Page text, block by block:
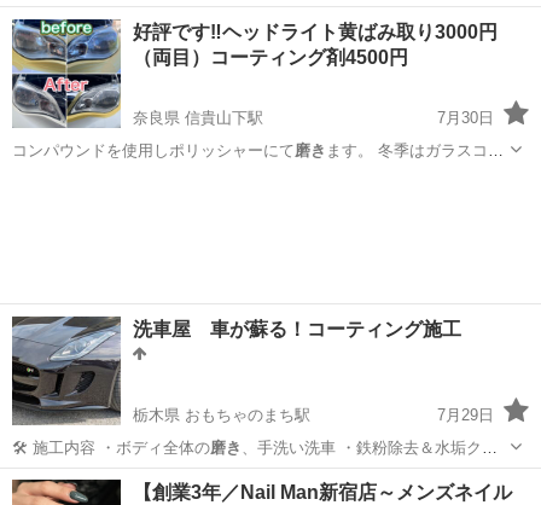
施工前、画像…
宮城 名取市 名取駅 その他 磨き
好評です‼️ヘッドライト黄ばみ取り3000円
（両目）コーティング剤4500円
奈良県 信貴山下駅
7月30日
コンパウンドを使用しポリッシャーにて磨き ます。 冬季はガラスコー
洗車屋 車が蘇る！コーティング施工
栃木県 おもちゃのまち駅
7月29日
🛠 施工内容 ・ボディ全体の磨き 、手洗い洗車 ・鉄粉除去＆水垢クリ
ー…
栃木 下都賀郡 おもちゃのまち駅 その他
【創業3年／Nail Man新宿店～メンズネイル